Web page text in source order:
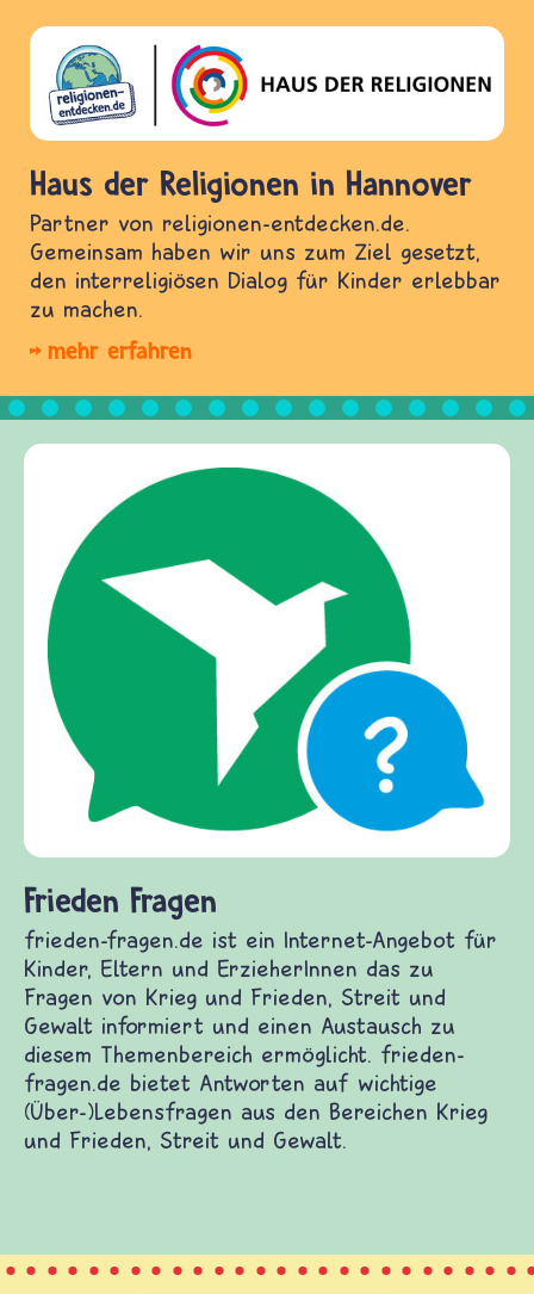
Haus der Religionen in Hannover
Partner von religionen-entdecken.de.
Gemeinsam haben wir uns zum Ziel gesetzt,
den interreligiösen Dialog für Kinder erlebbar
zu machen.
mehr erfahren
Frieden Fragen
frieden-fragen.de ist ein Internet-Angebot für
Kinder, Eltern und ErzieherInnen das zu
Fragen von Krieg und Frieden, Streit und
Gewalt informiert und einen Austausch zu
diesem Themenbereich ermöglicht. frieden-
fragen.de bietet Antworten auf wichtige
(Über-)Lebensfragen aus den Bereichen Krieg
und Frieden, Streit und Gewalt.